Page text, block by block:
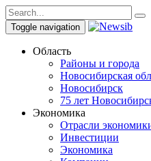
Toggle navigation
Область
Районы и города
Новосибирская
Новосибирск
75 лет
Экономика
Отрасли
Инвестиции
Экономика